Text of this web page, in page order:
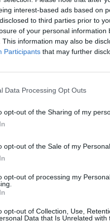
interest-based ads based on
to third parties prior to
of your personal information
This information may also be
Participants that may further
Data Processing Opt Outs
opt-out of the Sharing of my
opt-out of the Sale of my Personal
opt-out of processing my
opt-out of Collection, Use,
Data that Is Unrelated
Τετάρτη ενώ από τη
η […]
ΠΕΡΙΣΣΌΤΕΡΑ ...
ΕΙΔΉΣΕΙΣ ΕΛΛΆΔΑ
Μεταβολή
τα καιρικά
αρκετές περιοχές